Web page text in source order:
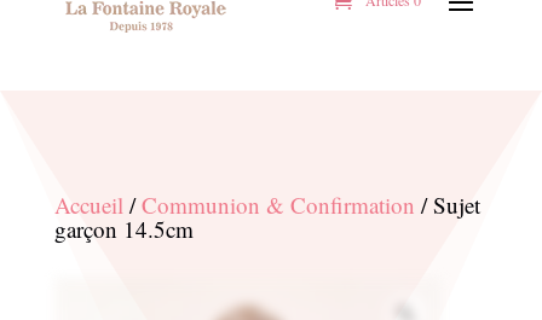
Accueil/Communion & Confirmation / Sujet
garçon 14.5cm